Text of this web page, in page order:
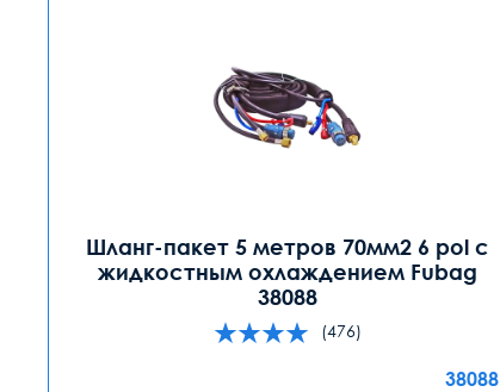
Шланг-пакет 5 метров 70мм2 6 pol с
жидкостным охлаждением Fubag
38088
(476)
38088